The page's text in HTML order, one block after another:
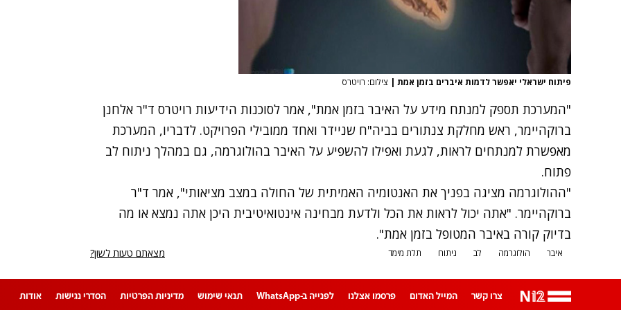
פיתוח ישראלי יאפשר לדמות איברים בזמן אמת | צילום: רויטרס
"המערכת תספק למנתח מידע על האיבר בזמן אמת", אמר לסוכנות הידיעות רויטרס ד"ר אלחנן
ברוקהיימר, ראש מחלקת צנתורים בביה"ח שניידר ואחד ממובילי הפרויקט. לדבריו, המערכת
מאפשרת למנתחים לראות, לגעת ואפילו להשפיע על האיבר בהולוגרמה, גם במהלך ניתוח לב
פתוח.
"ההולוגרמה מציגה בפניך את האנטומיה האמיתית של החולה במצב מציאותי", אמר ד"ר
ברוקהיימר. "אתה יכול לראות את הכל ולדעת מבחינה אינטואיטיבית היכן אתה נמצא או מה
בדיוק קורה באיבר המטופל בזמן אמת".
איבר הולוגרמה לב ניתוח תלת מימד מצאתם טעות לשון?
צרו קשר המייל האדום פרסמו אצלנו לפנייה ב-WhatsApp תנאי שימוש מדיניות הפרטיות הסדרי נגישות אודות